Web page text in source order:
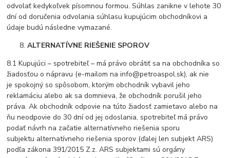
odvolať kedykoľvek písomnou formou. Súhlas zanikne v lehote 30
dní od doručenia odvolania súhlasu kupujúcim obchodníkovi a
údaje budú následne vymazané.
ALTERNATÍVNE RIEŠENIE SPOROV
8.1 Kupujúci – spotrebiteľ – má právo obrátiť sa na obchodníka so
žiadosťou o nápravu (e-mailom na info@petroaspol.sk), ak nie
je spokojný so spôsobom, ktorým obchodník vybavil jeho
reklamáciu alebo ak sa domnieva, že obchodník porušil jeho
práva. Ak obchodník odpovie na túto žiadosť zamietavo alebo na
ňu neodpovie do 30 dní od jej odoslania, spotrebiteľ má právo
podať návrh na začatie alternatívneho riešenia sporu
subjektu alternatívneho riešenia sporov (ďalej len subjekt ARS)
podľa zákona 391/2015 Z.z. ARS subjektami sú orgány